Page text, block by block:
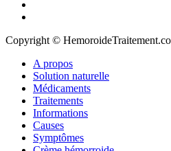
A propos
Solution naturelle
Médicaments
Traitements
Informations
Causes
Symptômes